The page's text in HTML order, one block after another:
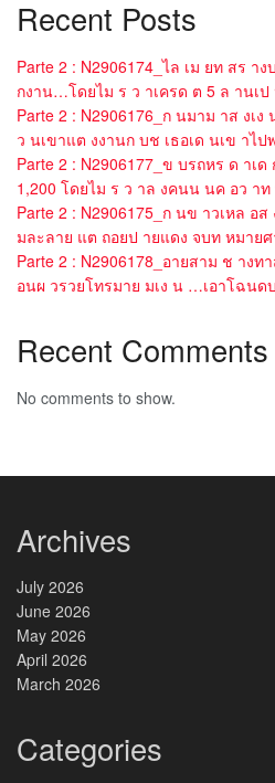
Recent Posts
Parte 2 : N2906174_ไล เม ยท สร า
กงาน…โดยไม ร ว าเครด ต 5 ล านเป
Parte 2 : N2906176_ก นมาม าส งเ
ว นเขาแต งงานก บช เธอเด นเข าไ
Parte 2 : N2906177_ข บรถหร ด าเ
1,200 โดยไม ร ว าล งคนน นค อว าท
Parte 2 : N2906175_ก นข าวเหล อ
มละลาย แต ถอยป ายแดง จบท หมาย
Parte 2 : N2906178_อายสาม ช าง
อนผ วรวยโทรมาย มเง น …เอาโฉนด
Recent Comments
No comments to show.
Archives
July 2026
June 2026
May 2026
April 2026
March 2026
Categories